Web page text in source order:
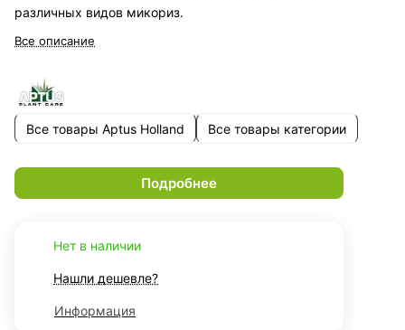
различных видов микориз.
Все описание
Все товары Aptus Holland Все товары категории
Подробнее
Нет в наличии
Нашли дешевле?
Информация